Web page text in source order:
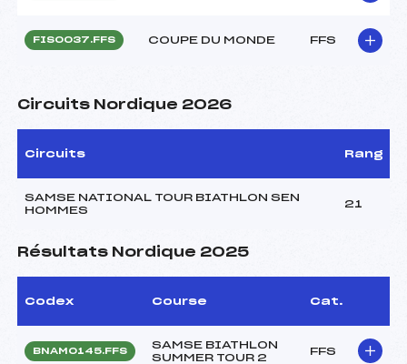
FIS0037.FFS COUPE DU MONDE FFS
Circuits Nordique 2026
Circuits Rang
SAMSE NATIONAL TOUR BIATHLON SEN
HOMMES
21
Résultats Nordique 2025
Codex Course Cat.
BNAM0145.FFS
SAMSE BIATHLON
SUMMER TOUR 2
FFS